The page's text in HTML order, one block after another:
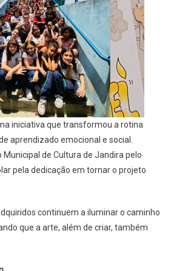
iniciativa que transformou a rotina
aprendizado emocional e social.
de Cultura de Jandira pelo
pela dedicação em tornar o projeto
continuem a iluminar o caminho
que a arte, além de criar, também